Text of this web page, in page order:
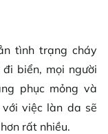
tình trạng cháy
biển, mọi người
phục mỏng và
việc làn da sẽ
rất nhiều.